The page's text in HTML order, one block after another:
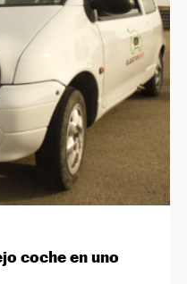
coche en uno